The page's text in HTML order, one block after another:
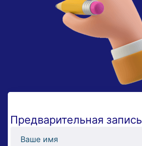
Предварительная запись